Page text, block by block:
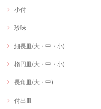
小付
珍味
細長皿(大・中・小)
楕円皿(大・中・小)
長角皿(大・中)
付出皿